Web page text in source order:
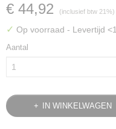
€ 44,92 (inclusief btw 21%)
✓ Op voorraad - Levertijd
Aantal
IN WINKELWAGEN